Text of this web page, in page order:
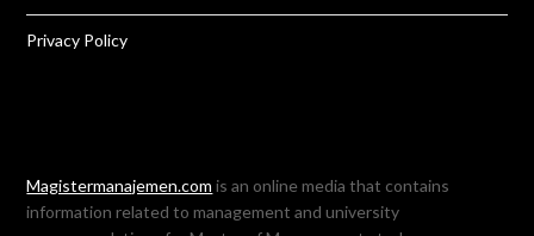
Privacy Policy
Magistermanajemen.com is an online media that contains
information related to management and university